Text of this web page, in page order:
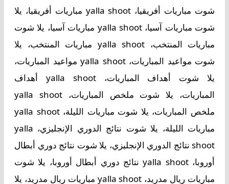
شوت مباريات أفريقيا، yalla shoot مباريات أفريقيا، يلا
شوت مباريات آسيا، yalla shoot مباريات آسيا، يلا شوت
مباريات المنتخب، yalla shoot مباريات المنتخب، يلا
شوت مواعيد المباريات، yalla shoot مواعيد المباريات،
يلا شوت أهداف المباريات، yalla shoot أهداف
المباريات، يلا شوت ملخص المباريات، yalla shoot
ملخص المباريات، يلا شوت مباريات الليلة، yalla shoot
مباريات الليلة، يلا شوت نتائج الدوري الإنجليزي، yalla
shoot نتائج الدوري الإنجليزي، يلا شوت نتائج دوري أبطال
أوروبا، yalla shoot نتائج دوري أبطال أوروبا، يلا شوت
مباريات ريال مدريد، yalla shoot مباريات ريال مدريد، يلا